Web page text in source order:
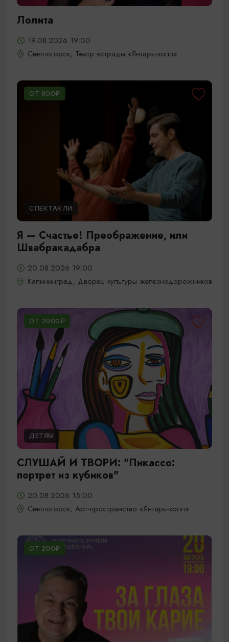
Лолита
19.08.2026 19:00
Светлогорск, Театр эстрады «Янтарь-холл»
ОТ 800₽
СПЕКТАКЛИ
Я — Счастье! Преображение, или
Швабракадабра
20.08.2026 19:00
Калининград, Дворец культуры железнодорожников
ОТ 2000₽
ДЕТЯМ
СЛУШАЙ И ТВОРИ: "Пикассо:
портрет из кубиков"
20.08.2026 15:00
Светлогорск, Арт-пространство «Янтарь-холл»
ОТ 200₽